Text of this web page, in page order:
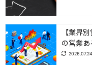
【業界
の営業
2026.07.24